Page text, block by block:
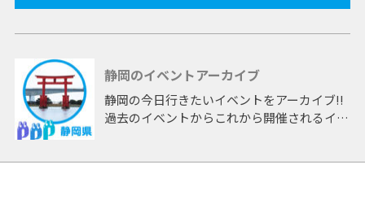
静岡のイベントアーカイブ
静岡の今日行きたいイベントをアーカイブ!!
過去のイベントからこれから開催されるイベ